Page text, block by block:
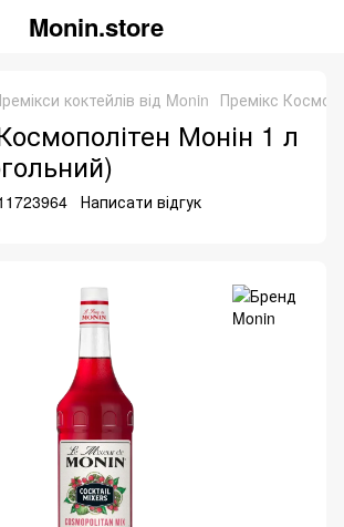
Monin.store
коктейлів від Monin Премікс
Монін 1 л
Написати відгук